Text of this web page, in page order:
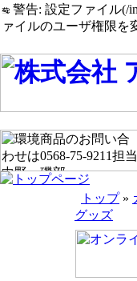
警告: 設定ファイル(/
ァイルのユーザ権限を
トップ»
グッズ